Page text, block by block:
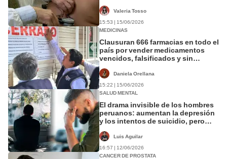
Valeria Tosso
15:53 | 15/06/2026
MEDICINAS
Clausuran 666 farmacias en todo el
país por vender medicamentos
vencidos, falsificados y sin
Daniela Orellana
15:22 | 15/06/2026
SALUD MENTAL
El drama invisible de los hombres
peruanos: aumentan la depresión
y los intentos de suicidio, pero
Luis Aguilar
16:57 | 12/06/2026
CANCER DE PROSTATA